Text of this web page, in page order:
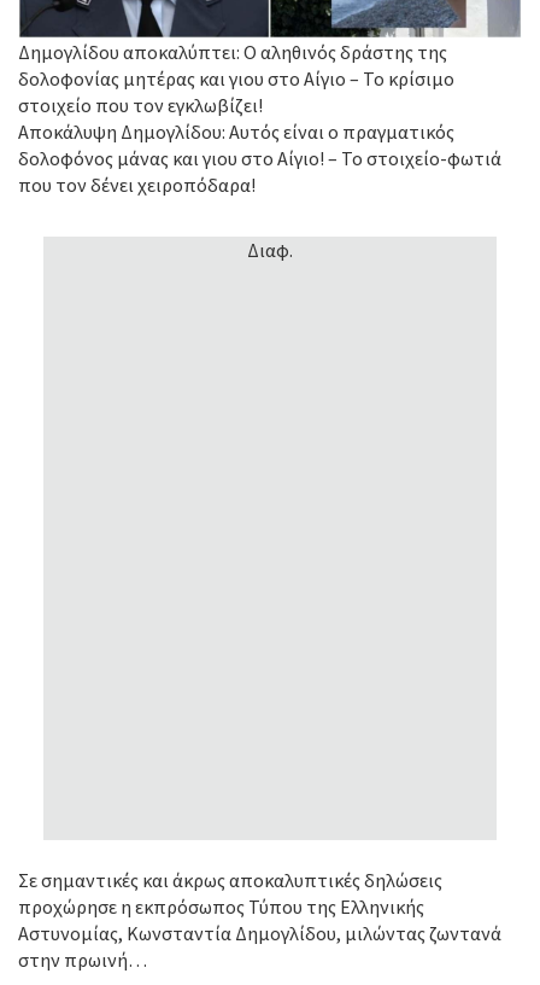
Δημογλίδου αποκαλύπτει: Ο αληθινός δράστης της
δολοφονίας μητέρας και γιου στο Αίγιο – Το κρίσιμο
στοιχείο που τον εγκλωβίζει!
Αποκάλυψη Δημογλίδου: Αυτός είναι ο πραγματικός
δολοφόνος μάνας και γιου στο Αίγιο! – Το στοιχείο-φωτιά
που τον δένει χειροπόδαρα!
Διαφ.
Σε σημαντικές και άκρως αποκαλυπτικές δηλώσεις
προχώρησε η εκπρόσωπος Τύπου της Ελληνικής
Αστυνομίας, Κωνσταντία Δημογλίδου, μιλώντας ζωντανά
στην πρωινή…